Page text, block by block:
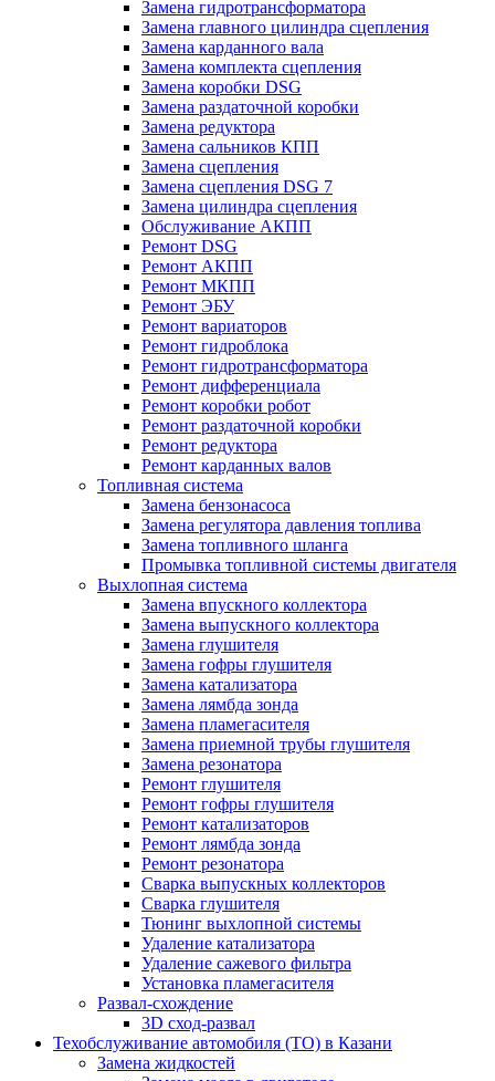
Замена гидротрансформатора
Замена главного цилиндра сцепления
Замена карданного вала
Замена комплекта сцепления
Замена коробки DSG
Замена раздаточной коробки
Замена редуктора
Замена сальников КПП
Замена сцепления
Замена сцепления DSG 7
Замена цилиндра сцепления
Обслуживание АКПП
Ремонт DSG
Ремонт АКПП
Ремонт МКПП
Ремонт ЭБУ
Ремонт вариаторов
Ремонт гидроблока
Ремонт гидротрансформатора
Ремонт дифференциала
Ремонт коробки робот
Ремонт раздаточной коробки
Ремонт редуктора
Ремонт карданных валов
Топливная система
Замена бензонасоса
Замена регулятора давления топлива
Замена топливного шланга
Промывка топливной системы двигателя
Выхлопная система
Замена впускного коллектора
Замена выпускного коллектора
Замена глушителя
Замена гофры глушителя
Замена катализатора
Замена лямбда зонда
Замена пламегасителя
Замена приемной трубы глушителя
Замена резонатора
Ремонт глушителя
Ремонт гофры глушителя
Ремонт катализаторов
Ремонт лямбда зонда
Ремонт резонатора
Сварка выпускных коллекторов
Сварка глушителя
Тюнинг выхлопной системы
Удаление катализатора
Удаление сажевого фильтра
Установка пламегасителя
Развал-схождение
3D сход-развал
Техобслуживание автомобиля (ТО) в Казани
Замена жидкостей